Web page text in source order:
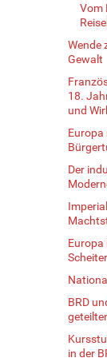
Vom
Wende
Gewalt
18.
und
Europa
Der
Europa
BRD
in der